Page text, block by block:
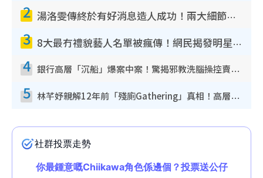
2 湯洛雯傳終於有好消息造人成功！兩大細節曝孕味極濃惹猜測：大肚婆先會咁！
3 8大最冇禮貌藝人名單被瘋傳！網民揭發明星真面目 一致數臭呢位係無品天花板？
4 銀行高層「沉船」爆案中案！驚揭邪教洗腦操控賣淫被吞600萬 幕後黑手講多錯多
5 林芊妤親解12年前「殘廁Gathering」真相！高層解約一句話重創尊嚴至今拒返TVB